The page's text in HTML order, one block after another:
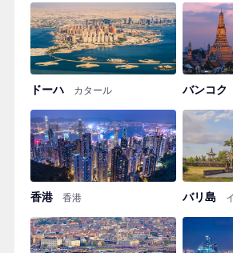
ドーハ カタール バンコク
香港 香港 バリ島